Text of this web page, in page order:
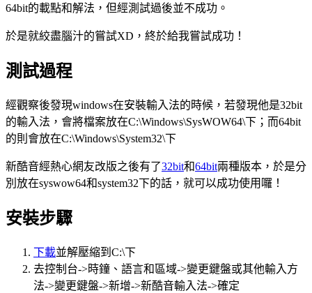
64bit的載點和解法，但經測試過後並不成功。
於是就絞盡腦汁的嘗試XD，終於給我嘗試成功！
測試過程
經觀察後發現windows在安裝輸入法的時候，若發現他是32bit
的輸入法，會將檔案放在C:\Windows\SysWOW64\下；而64bit
的則會放在C:\Windows\System32\下
新酷音經熱心網友改版之後有了32bit和64bit兩種版本，於是分
別放在syswow64和system32下的話，就可以成功使用囉！
安裝步驟
下載並解壓縮到C:\下
去控制台->時鐘、語言和區域->變更鍵盤或其他輸入方
法->變更鍵盤->新增->新酷音輸入法->確定